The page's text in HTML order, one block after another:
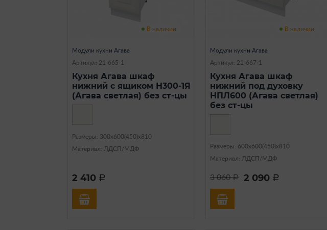
В наличии
Модули кухни Агава
Артикул: 21-665-1
Кухня Агава шкаф
нижний с ящиком Н300-1Я
(Агава светлая) без ст-цы
Размеры: 300х600(450)х810
Материал: ЛДСП/МДФ
2 410 a
В наличии
Модули кухни Агава
Артикул: 21-667-1
Кухня Агава шкаф
нижний под духовку
НПЛ600 (Агава светлая)
без ст-цы
Размеры: 600х600(450)х810
Материал: ЛДСП/МДФ
3 060a 2 090 a